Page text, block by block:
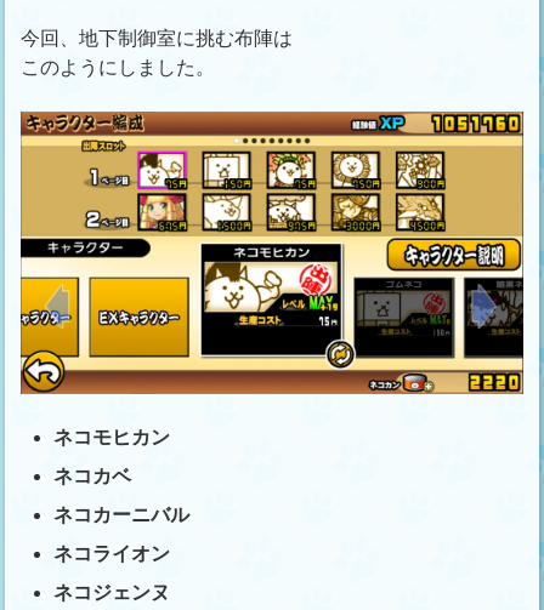
今回、地下制御室に挑む布陣は
このようにしました。
ネコモヒカン
ネコカベ
ネコカーニバル
ネコライオン
ネコジェンヌ